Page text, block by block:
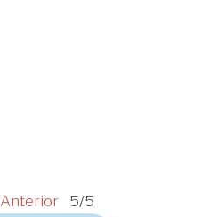
Anterior 5/5